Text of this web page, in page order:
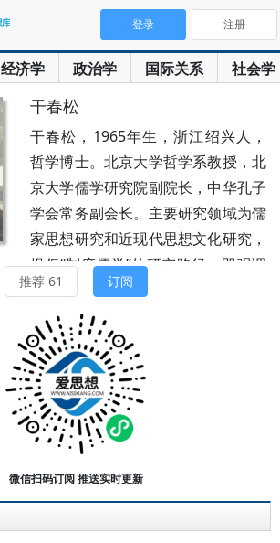
经济学 政治学 国际关系 社会学
登录 注册
干春松
干春松，1965年生，浙江绍兴人，
哲学博士。北京大学哲学系教授，北
京大学儒学研究院副院长，中华孔子
学会常务副会长。主要研究领域为儒
家思想研究和近现代思想文化研究，
提倡“制度儒学”的研究路径，即强调
儒家思想与中国政治制度和社会秩序
的关系。近年来关注儒家天下观念的
现代意义的阐发。主要著作有《制度
化儒家及其解体》《制度儒学》《重
回王道》《保教立国》《儒学小
史》。多部著作以多种文字在国外出
版。作为主编之一的《政治哲学史》
七卷本获2019年中华优秀出版物
推荐 61 订阅
微信扫码订阅 推送实时更新